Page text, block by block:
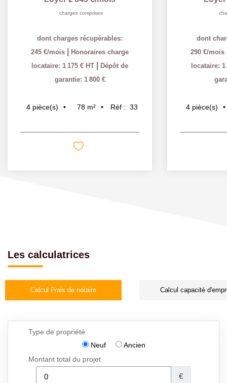
charges comprises
dont charges récupérables:
245 €/mois
Honoraires charge
locataire: 1 175 € HT
Dépôt de
garantie: 1 800 €
4 pièce(s) 78 m² Réf : 33
dont
290 €/mois
locataire:
4 pièce(s)
Les calculatrices
Calcul Frais de notaire Calcul capacité